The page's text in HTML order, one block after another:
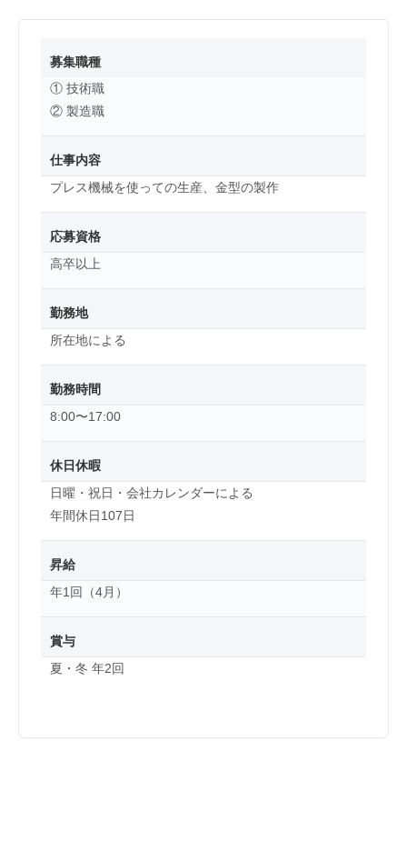
募集職種
① 技術職
② 製造職
仕事内容
プレス機械を使っての生産、金型の製作
応募資格
高卒以上
勤務地
所在地による
勤務時間
8:00〜17:00
休日休暇
日曜・祝日・会社カレンダーによる
年間休日107日
昇給
年1回（4月）
賞与
夏・冬 年2回